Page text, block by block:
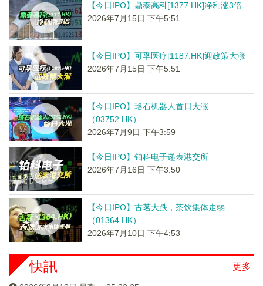
【今日IPO】鼎泰高科[1377.HK]净利涨3倍
2026年7月15日 下午5:51
【今日IPO】可孚医疗[1187.HK]迎政策大涨
2026年7月15日 下午5:51
【今日IPO】珞石机器人首日大涨
（03752.HK）
2026年7月9日 下午3:59
【今日IPO】铂科电子递表港交所
2026年7月16日 下午3:50
【今日IPO】古茗大跌，茶饮集体走弱
（01364.HK）
2026年7月10日 下午4:53
更多
快訊